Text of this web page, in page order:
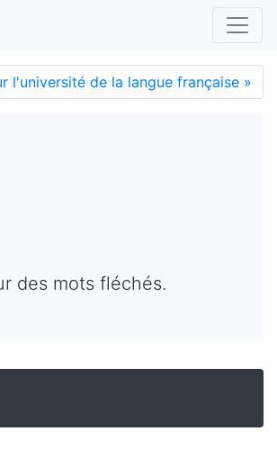
l'université de la langue française »
des mots fléchés.